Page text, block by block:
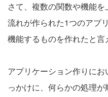
さて、複数の関数や機能
流れが作られた1つのアプ
機能するものを作れたと言
アプリケーション作りに
っかけに、何らかの処理